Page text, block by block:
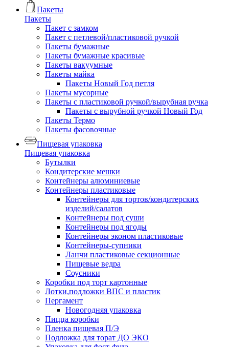
Пакеты
Пакеты
Пакет с замком
Пакет с петлевой/пластиковой ручкой
Пакеты бумажные
Пакеты бумажные красивые
Пакеты вакуумные
Пакеты майка
Пакеты Новый Год петля
Пакеты мусорные
Пакеты с пластиковой ручкой/вырубная ручка
Пакеты с вырубной ручкой Новый Год
Пакеты Термо
Пакеты фасовочные
Пищевая упаковка
Пищевая упаковка
Бутылки
Кондитерские мешки
Контейнеры алюминиевые
Контейнеры пластиковые
Контейнеры для тортов/кондитерских
изделий/салатов
Контейнеры под суши
Контейнеры под ягоды
Контейнеры эконом пластиковые
Контейнеры-супники
Ланчи пластиковые секционные
Пищевые ведра
Соусники
Коробки под торт картонные
Лотки,подложки ВПС и пластик
Пергамент
Новогодняя упаковка
Пицца коробки
Пленка пищевая П/Э
Подложка для торат ДО ЭКО